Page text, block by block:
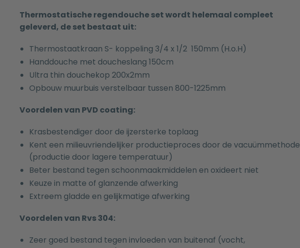
Thermostatische regendouche set wordt helemaal compleet
geleverd, de set bestaat uit:
Thermostaatkraan S- koppeling 3/4 x 1/2 150mm (H.o.H)
Handdouche met doucheslang 150cm
Ultra thin douchekop 200x2mm
Opbouw muurbuis verstelbaar tussen 800-1225mm
Voordelen van PVD coating:
Krasbestendiger door de ijzersterke toplaag
Kent een milieuvriendelijker productieproces door de vacuümmethode
(productie door lagere temperatuur)
Beter bestand tegen schoonmaakmiddelen en oxideert niet
Keuze in matte of glanzende afwerking
Extreem gladde en gelijkmatige afwerking
Voordelen van Rvs 304:
Zeer goed bestand tegen invloeden van buitenaf (vocht,